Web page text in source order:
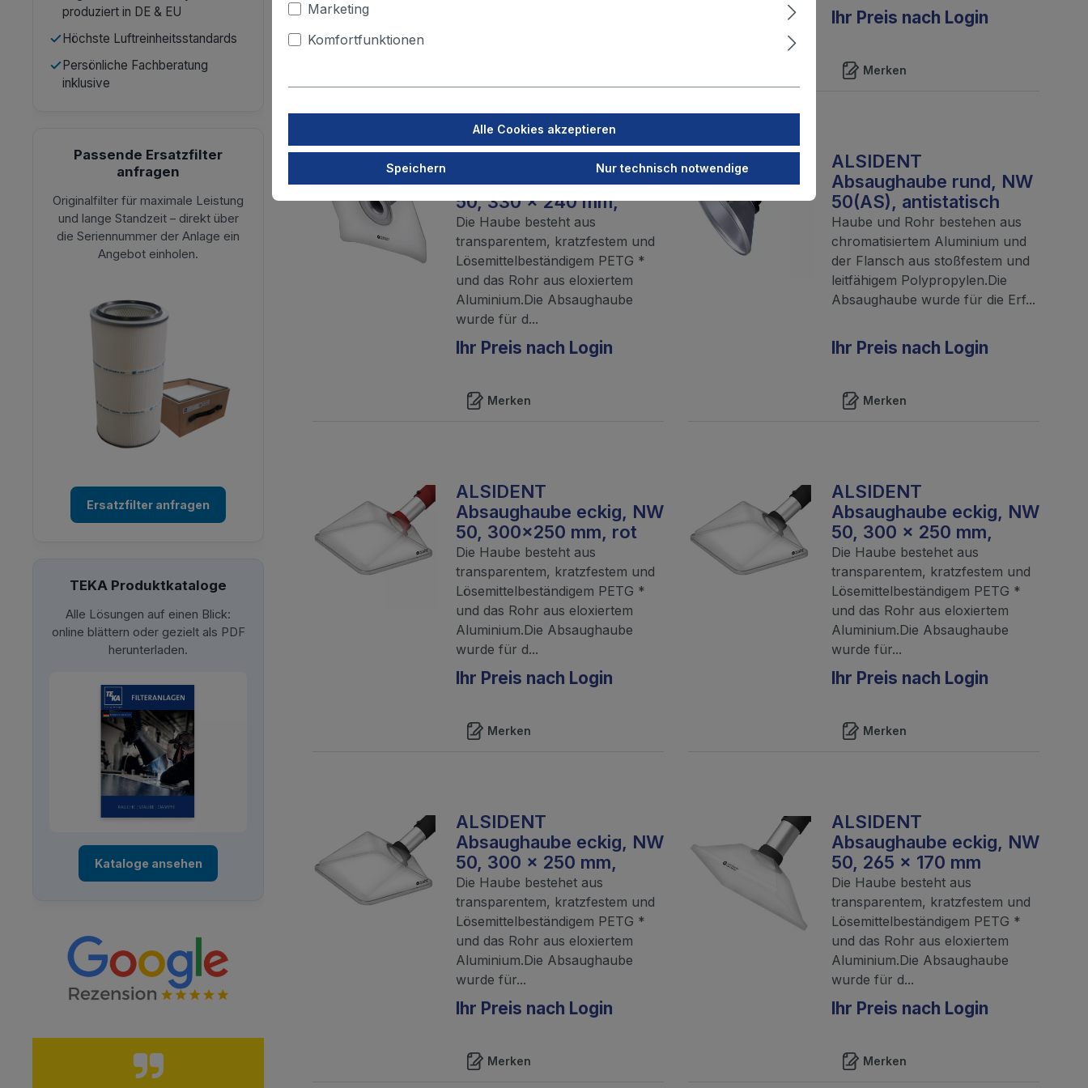
produziert in DE & EU
Höchste Luftreinheitsstandards
Persönliche Fachberatung
inklusive
Passende Ersatzfilter
anfragen
Originalfilter für maximale Leistung
und lange Standzeit – direkt über
die Seriennummer der Anlage ein
Angebot einholen.
Ersatzfilter anfragen
TEKA Produktkataloge
Alle Lösungen auf einen Blick:
online blättern oder gezielt als PDF
herunterladen.
Kataloge ansehen
Ihr Preis nach Login
Merken
Absaughaube flach, NW
50, 330 x 240 mm,
Die Haube besteht aus
transparentem, kratzfestem und
Lösemittelbeständigem PETG *
und das Rohr aus eloxiertem
Aluminium.Die Absaughaube
wurde für d...
Ihr Preis nach Login
Merken
ALSIDENT
Absaughaube rund, NW
50(AS), antistatisch
Haube und Rohr bestehen aus
chromatisiertem Aluminium und
der Flansch aus stoßfestem und
leitfähigem Polypropylen.Die
Absaughaube wurde für die Erf...
Ihr Preis nach Login
Merken
ALSIDENT
Absaughaube eckig, NW
50, 300x250 mm, rot
Die Haube besteht aus
transparentem, kratzfestem und
Lösemittelbeständigem PETG *
und das Rohr aus eloxiertem
Aluminium.Die Absaughaube
wurde für d...
Ihr Preis nach Login
Merken
ALSIDENT
Absaughaube eckig, NW
50, 300 x 250 mm,
Die Haube bestehet aus
transparentem, kratzfestem und
Lösemittelbeständigem PETG *
und das Rohr aus eloxiertem
Aluminium.Die Absaughaube
wurde für...
Ihr Preis nach Login
Merken
ALSIDENT
Absaughaube eckig, NW
50, 300 x 250 mm,
Die Haube bestehet aus
transparentem, kratzfestem und
Lösemittelbeständigem PETG *
und das Rohr aus eloxiertem
Aluminium.Die Absaughaube
wurde für...
Ihr Preis nach Login
Merken
ALSIDENT
Absaughaube eckig, NW
50, 265 x 170 mm
Die Haube besteht aus
transparentem, kratzfestem und
Lösemittelbeständigem PETG *
und das Rohr aus eloxiertem
Aluminium.Die Absaughaube
wurde für d...
Ihr Preis nach Login
Merken
Marketing
Komfortfunktionen
Alle Cookies akzeptieren
Speichern Nur technisch notwendige